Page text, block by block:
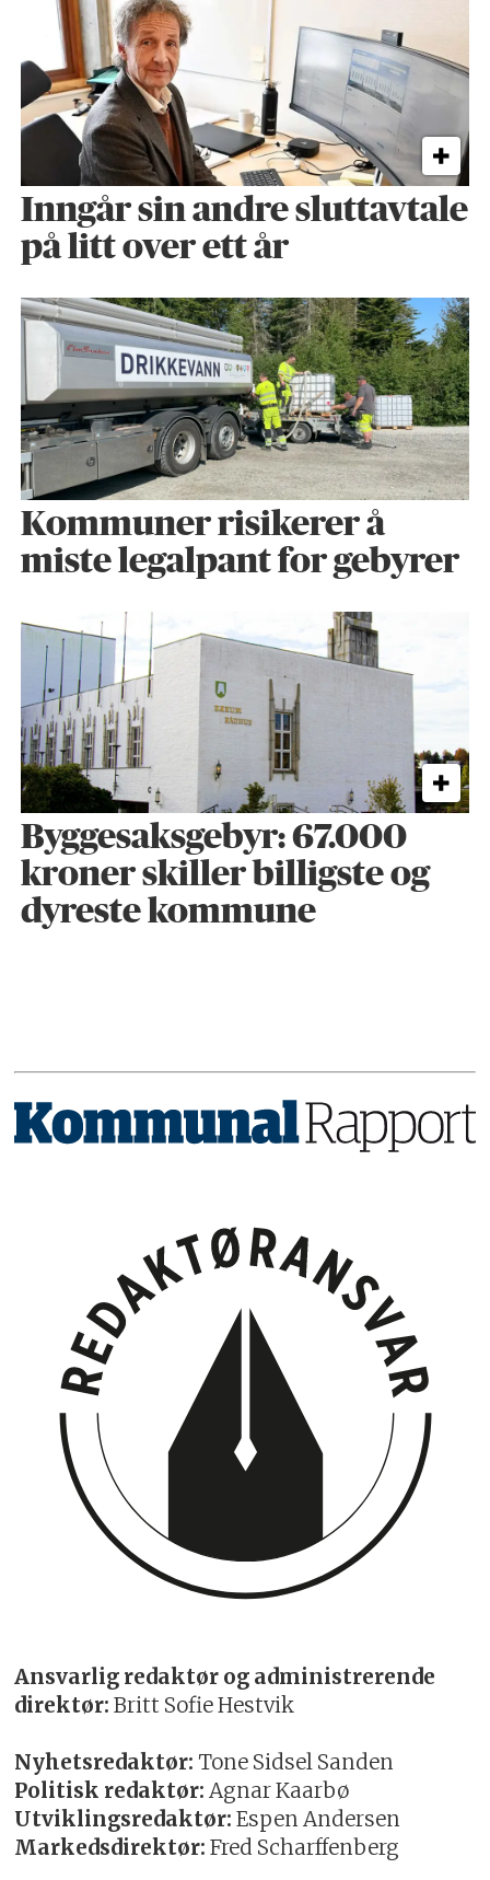
Inngår sin andre sluttavtale
på litt over ett år
Kommuner risikerer å
miste legalpant for gebyrer
Byggesaks­gebyr: 67.000
kroner skiller billigste og
dyreste kommune
Ansvarlig redaktør og administrerende
direktør: Britt Sofie Hestvik
Nyhetsredaktør: Tone Sidsel Sanden
Politisk redaktør: Agnar Kaarbø
Utviklingsredaktør: Espen Andersen
Markedsdirektør: Fred Scharffenberg